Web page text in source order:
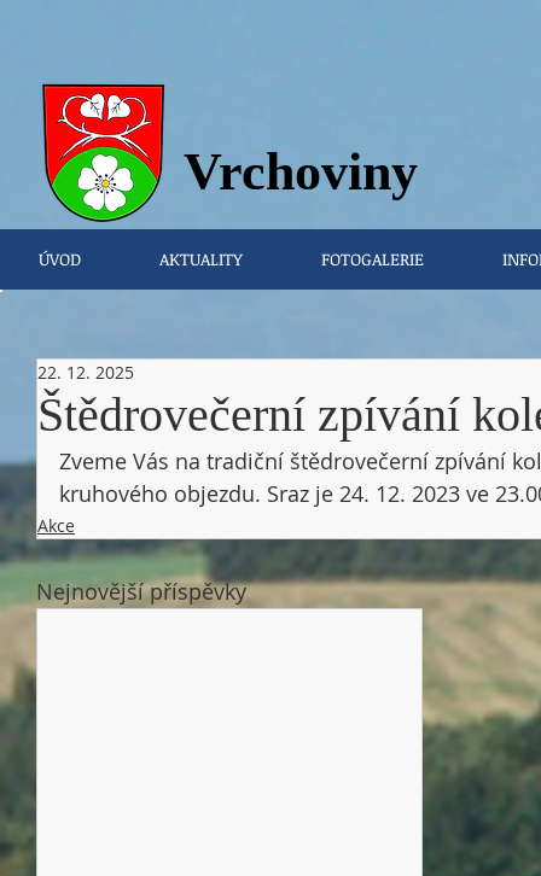
ÚVOD AKTUALITY FOTOGALERIE
Vrchoviny
Štědrovečerní zpívání
22. 12. 2025
Zveme Vás na tradiční štědrovečerní zpívání
kruhového objezdu. Sraz je 24. 12. 2023 ve
Akce
Nejnovější příspěvky